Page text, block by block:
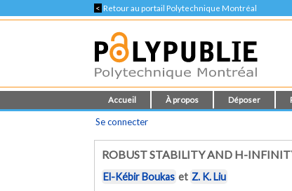
< Retour au portail Polytechnique Montréal
Accueil À propos Déposer
Se connecter
ROBUST STABILITY AND H-
El-Kébir Boukas et Z. K. Liu